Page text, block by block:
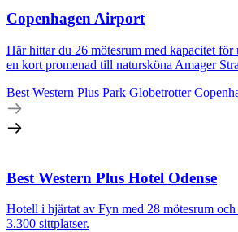
Copenhagen Airport
Här hittar du 26 mötesrum med kapacitet för
en kort promenad till natursköna Amager
Best Western Plus Park Globetrotter
Best Western Plus Hotel Odense
Hotell i hjärtat av Fyn med 28 mötesrum
3.300 sittplatser.